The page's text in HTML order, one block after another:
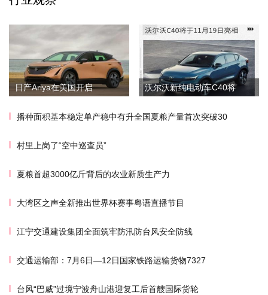
日产Ariya在美国开启 沃尔沃新纯电动车C40将
播种面积基本稳定单产稳中有升全国夏粮产量首次突破30
村里上岗了“空中巡查员”
夏粮首超3000亿斤背后的农业新质生产力
大湾区之声全新推出世界杯赛事粤语直播节目
江宁交通建设集团全面筑牢防汛防台风安全防线
交通运输部：7月6日—12日国家铁路运输货物7327
台风“巴威”过境宁波舟山港迎复工后首艘国际货轮